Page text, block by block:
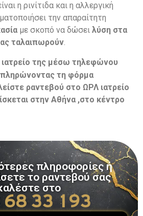
η ρινίτιδα και η αλλεργική
την απαραίτητη
με σκοπό να δώσει λύση στα
ταλαιπωρούν.
ιατρείο της μέσω τηλεφώνου
τη φόρμα
ραντεβού στο ΩΡΛ ιατρείο
στην Αθήνα ,στο κέντρο
πληροφορίες ή
το ραντεβού σας
στο
68 33 193